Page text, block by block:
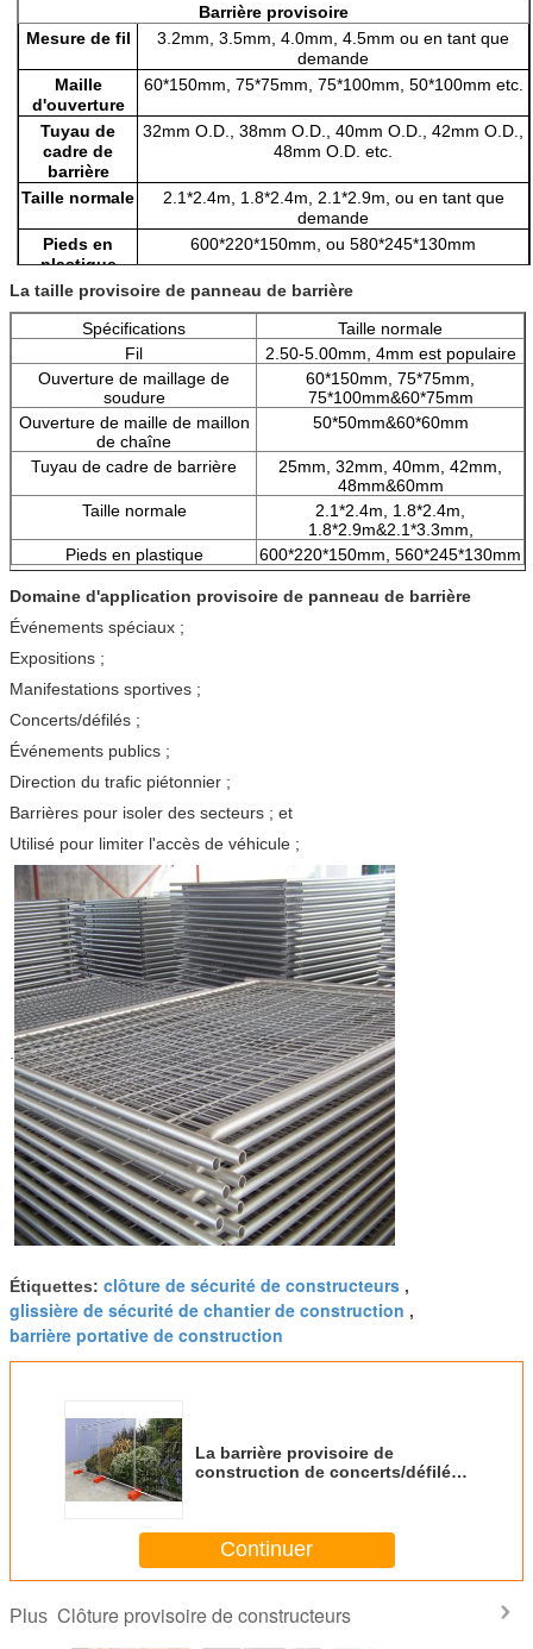
Barrière provisoire
Mesure de fil
3.2mm, 3.5mm, 4.0mm, 4.5mm ou en tant que
demande
Maille
d'ouverture
60*150mm, 75*75mm, 75*100mm, 50*100mm etc.
Tuyau de
cadre de
barrière
32mm O.D., 38mm O.D., 40mm O.D., 42mm O.D.,
48mm O.D. etc.
Taille normale
2.1*2.4m, 1.8*2.4m, 2.1*2.9m, ou en tant que
demande
Pieds en
plastique
600*220*150mm, ou 580*245*130mm
Préparation
de surface
Chaud-plongé galvanisée galvanisée ou électrique,
PVC a enduit
Partie
Panneau de maillage de soudure, vues carrées de
tube, pieds en plastique de bride, StaySupport
La taille provisoire de panneau de barrière
Spécifications
Taille normale
Fil
2.50-5.00mm, 4mm est populaire
Ouverture de maillage de
soudure
60*150mm, 75*75mm,
75*100mm&60*75mm
Ouverture de maille de maillon
de chaîne
50*50mm&60*60mm
Tuyau de cadre de barrière
25mm, 32mm, 40mm, 42mm,
48mm&60mm
Taille normale
2.1*2.4m, 1.8*2.4m,
1.8*2.9m&2.1*3.3mm,
Pieds en plastique
600*220*150mm, 560*245*130mm
Domaine d'application provisoire de panneau de barrière
Événements spéciaux ;
Expositions ;
Manifestations sportives ;
Concerts/défilés ;
Événements publics ;
Direction du trafic piétonnier ;
Barrières pour isoler des secteurs ; et
Utilisé pour limiter l'accès de véhicule ;
Étiquettes: clôture de sécurité de constructeurs ,
glissière de sécurité de chantier de construction ,
barrière portative de construction
La barrière provisoire de
construction de concerts/défilés
Continuer
Plus Clôture provisoire de constructeurs